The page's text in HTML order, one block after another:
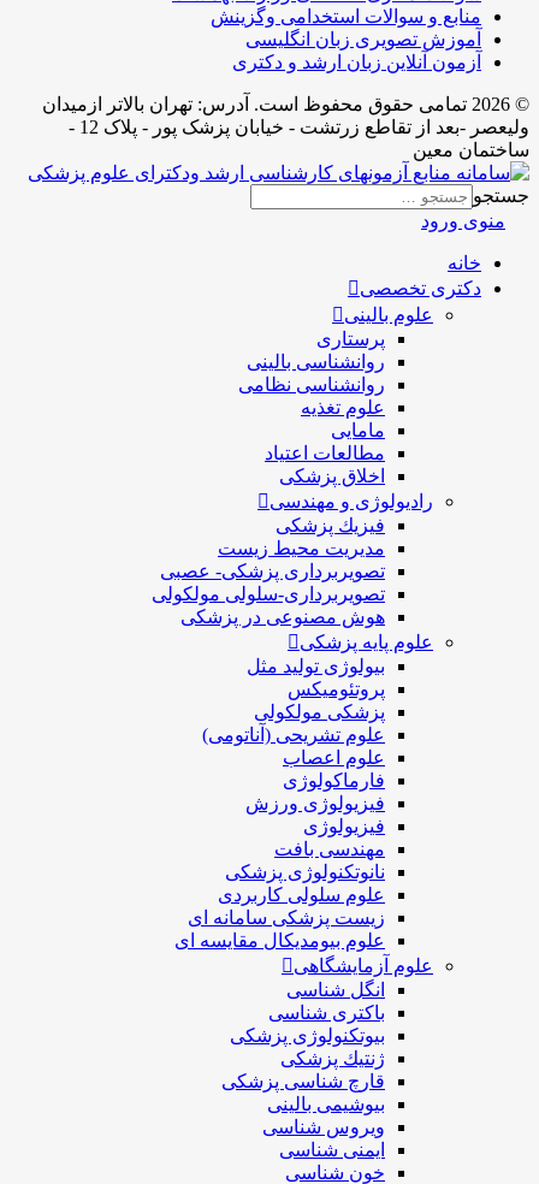
منابع و سوالات استخدامی وگزینش
آموزش تصویری زبان انگلیسی
آزمون آنلاین زبان ارشد و دکتری
© 2026 تمامی حقوق محفوظ است. آدرس:‌ تهران بالاتر ازمیدان
ولیعصر -بعد از تقاطع زرتشت - خیابان پزشک پور - پلاک 12 -
ساختمان معین
جستجو
منوی ورود
خانه
دکتری تخصصی
علوم بالینی
پرستاری
روانشناسی بالینی
روانشناسی نظامی
علوم تغذیه
مامایی
مطالعات اعتیاد
اخلاق پزشکی
رادیولوژی و مهندسی
فيزيك پزشکی
مدیریت محیط زیست
تصویربرداری پزشکی- عصبی
تصویربرداری-سلولی مولکولی
هوش مصنوعی در پزشکی
علوم پایه پزشکی
بیولوژی تولید مثل
پروتئومیکس
پزشکی مولکولی
علوم تشریحی (آناتومی)
علوم اعصاب
فارماکولوژی
فیزیولوژی ورزش
فیزیولوژی
مهندسی بافت
نانوتکنولوژی پزشکی
علوم سلولی کاربردی
زیست پزشکی سامانه ای
علوم بیومدیکال مقایسه ای
علوم آزمایشگاهی
انگل شناسی
باکتری شناسی
بیوتکنولوژی پزشکی
ژنتيك پزشکی
قارچ شناسی پزشكی
بیوشیمی بالینی
ویروس شناسی
ایمنی شناسی
خون شناسی